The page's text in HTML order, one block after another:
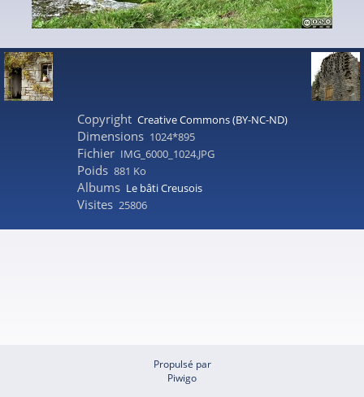
Copyright Creative Commons (BY-NC-ND)
Dimensions 1024*895
Fichier IMG_6000_1024.JPG
Poids 881 Ko
Albums Le bâti Creusois
Visites 25806
Propulsé par
Piwigo